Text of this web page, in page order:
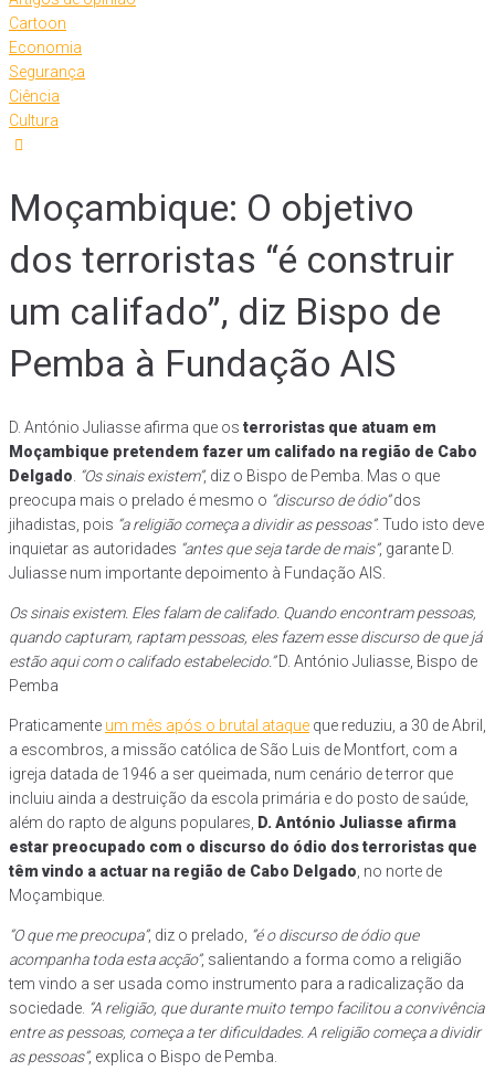
Cartoon
Economia
Segurança
Ciência
Cultura
Moçambique: O objetivo
dos terroristas “é construir
um califado”, diz Bispo de
Pemba à Fundação AIS
D. António Juliasse afirma que os terroristas que atuam em
Moçambique pretendem fazer um califado na região de Cabo
Delgado “Os sinais existem”, diz o Bispo de Pemba. Mas o que
preocupa mais o prelado é mesmo o “discurso de ódio”dos
jihadistas, pois “a religião começa a dividir as pessoas”. Tudo isto deve
inquietar as autoridades “antes que seja tarde de mais”, garante D.
Juliasse num importante depoimento à Fundação AIS.
Os sinais existem. Eles falam de califado. Quando encontram pessoas,
quando capturam, raptam pessoas, eles fazem esse discurso de que já
estão aqui com o califado estabelecido.”D. António Juliasse, Bispo de
Pemba
Praticamente um mês após o brutal ataque que reduziu, a 30 de Abril,
a escombros, a missão católica de São Luis de Montfort, com a
igreja datada de 1946 a ser queimada, num cenário de terror que
incluiu ainda a destruição da escola primária e do posto de saúde,
além do rapto de alguns populares, D. António Juliasse afirma
estar preocupado com o discurso do ódio dos terroristas que
têm vindo a actuar na região de Cabo Delgado , no norte de
Moçambique.
“O que me preocupa”, diz o prelado, “é o discurso de ódio que
acompanha toda esta acção”, salientando a forma como a religião
tem vindo a ser usada como instrumento para a radicalização da
sociedade. “A religião, que durante muito tempo facilitou a convivência
entre as pessoas, começa a ter dificuldades. A religião começa a dividir
as pessoas”, explica o Bispo de Pemba.